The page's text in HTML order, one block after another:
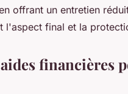
offrant un entretien
l'aspect final et la
financières